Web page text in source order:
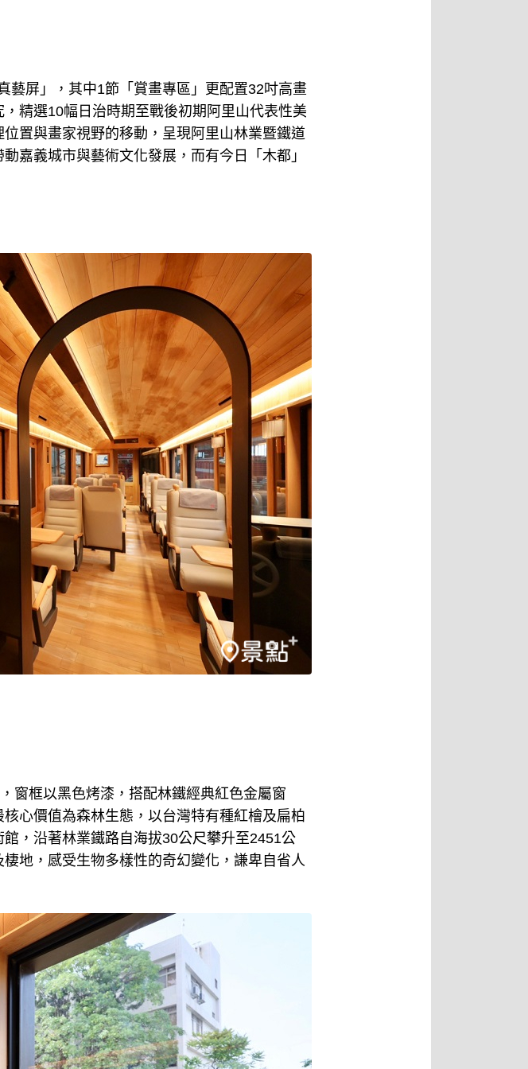
藝屏」，其中1節「賞畫專區」更配置32吋高畫
精選10幅日治時期至戰後初期阿里山代表性美
置與畫家視野的移動，呈現阿里山林業暨鐵道
嘉義城市與藝術文化發展，而有今日「木都」
窗框以黑色烤漆，搭配林鐵經典紅色金屬窗
心價值為森林生態，以台灣特有種紅檜及扁柏
，沿著林業鐵路自海拔30公尺攀升至2451公
地，感受生物多樣性的奇幻變化，謙卑自省人